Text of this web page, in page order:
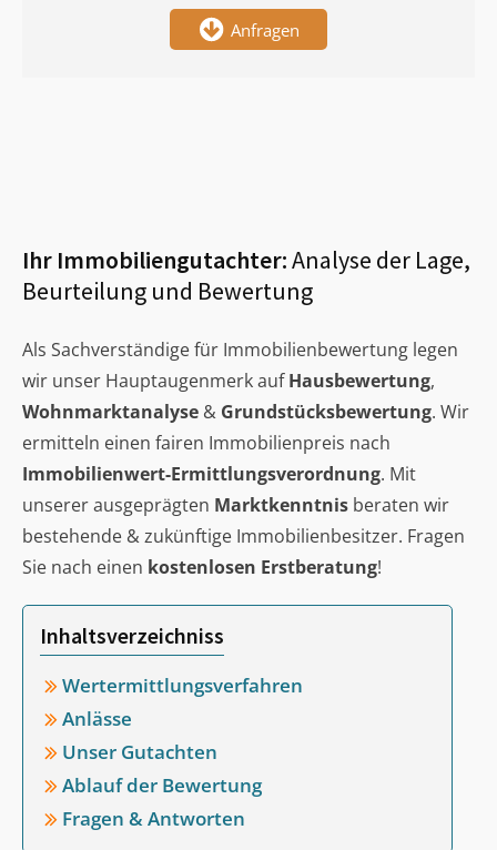
Anfragen
Ihr Immobiliengutachter:Analyse der Lage,
Beurteilung und Bewertung
Als Sachverständige für Immobilienbewertung legen
wir unser Hauptaugenmerk aufHausbewertung,
Wohnmarktanalyse & Grundstücksbewertung. Wir
ermitteln einen fairen Immobilienpreis nach
Immobilienwert-Ermittlungsverordnung. Mit
unserer ausgeprägten Marktkenntnis beraten wir
bestehende & zukünftige Immobilienbesitzer. Fragen
Sie nach einen kostenlosen Erstberatung!
Inhaltsverzeichniss
Wertermittlungsverfahren
Anlässe
Unser Gutachten
Ablauf der Bewertung
Fragen & Antworten